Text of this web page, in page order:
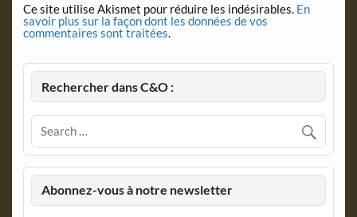
Ce site utilise Akismet pour réduire les indésirables. En
savoir plus sur la façon dont les données de vos
commentaires sont traitées.
Rechercher dans C&O :
Abonnez-vous à notre newsletter